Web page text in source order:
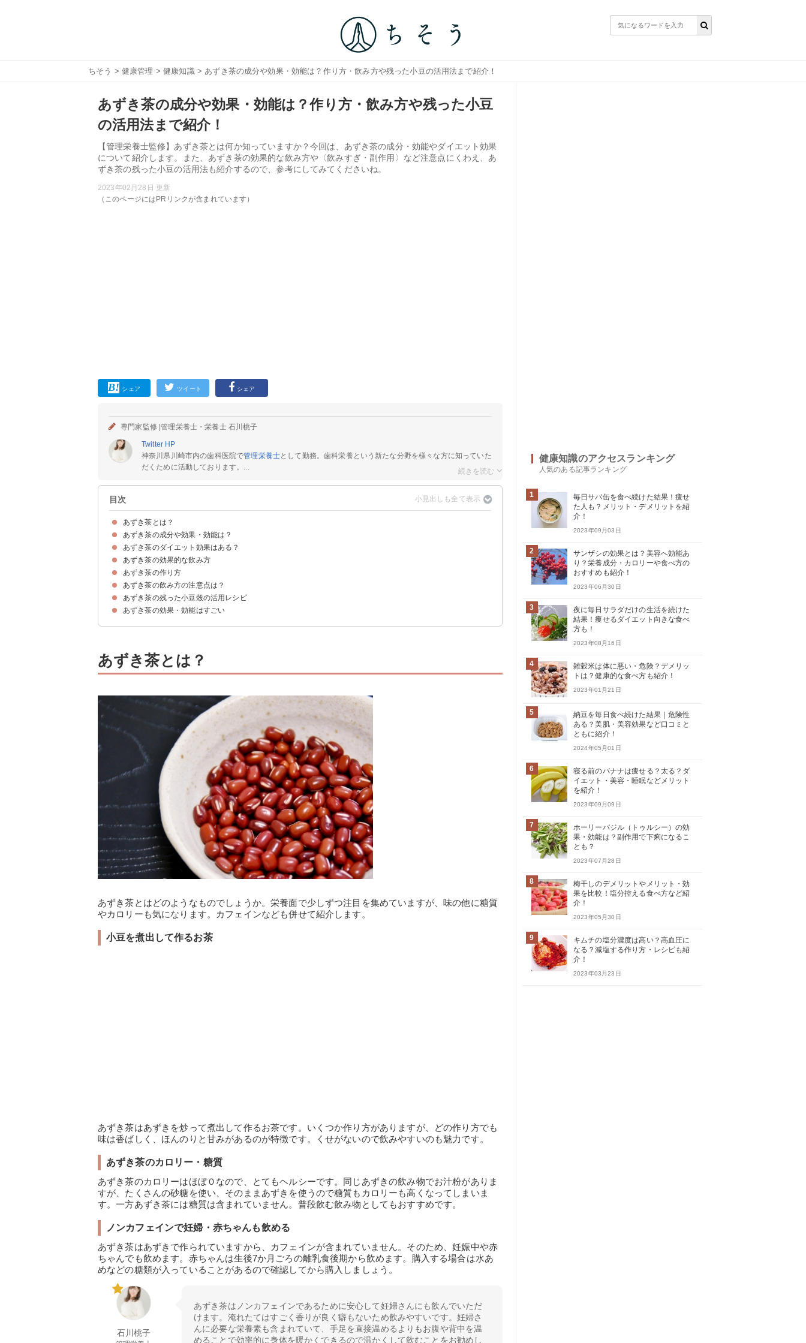
ちそう > 健康管理 >健康知識> あずき茶の成分や効果・効能は？作り方・飲み方や残った小豆の活用法まで紹介！
あずき茶の成分や効果・効能は？作り方・飲み方や残った小豆
の活用法まで紹介！
【管理栄養士監修】あずき茶とは何か知っていますか？今回は、あずき茶の成分・効能やダイエット効果
について紹介します。また、あずき茶の効果的な飲み方や〈飲みすぎ・副作用〉など注意点にくわえ、あ
ずき茶の残った小豆の活用法も紹介するので、参考にしてみてくださいね。
2023年02月28日 更新
（このページにはPRリンクが含まれています）
シェア ツイート シェア
専門家監修 |管理栄養士・栄養士 石川桃子
Twitter HP
神奈川県川崎市内の歯科医院で管理栄養士として勤務。歯科栄養という新たな分野を様々な方に知っていた
だくために活動しております。...
目次
あずき茶とは？
小豆を煮出して作るお茶
あずき茶のカロリー・糖質
ノンカフェインで妊婦・赤ちゃんも飲める
あずき茶の成分や効果・効能は？
①免疫力がつく
②貧血の予防
③冷え性予防
④美肌効果
⑤疲労回復
あずき茶のダイエット効果はある？
①便秘解消
②基礎代謝の向上
③脂肪の蓄積を防ぐ
④むくみ解消する
あずき茶の効果的な飲み方
あずき茶を飲む量・タイミング
残った小豆も食べるのがおすすめ
あずき茶の作り方
①あずき茶の茶葉からの作り方
②あずき茶を豆からの作り方
③あずき茶の水筒での作り方
あずき茶の飲み方の注意点は？
飲みすぎると副作用がある
あずき茶の残った小豆殼の活用レシピ
①あずきヨーグルト
②あずき煮
③あずきのスイーツ蒸しパン
あずき茶の効果・効能はすごい
あずき茶とは？
あずき茶とはどのようなものでしょうか。栄養面で少しずつ注目を集めていますが、味の他に糖質
やカロリーも気になります。カフェインなども併せて紹介します。
小豆を煮出して作るお茶
あずき茶はあずきを炒って煮出して作るお茶です。いくつか作り方がありますが、どの作り方でも
味は香ばしく、ほんのりと甘みがあるのが特徴です。くせがないので飲みやすいのも魅力です。
あずき茶のカロリー・糖質
あずき茶のカロリーはほぼ０なので、とてもヘルシーです。同じあずきの飲み物でお汁粉がありま
すが、たくさんの砂糖を使い、そのままあずきを使うので糖質もカロリーも高くなってしまいま
す。一方あずき茶には糖質は含まれていません。普段飲む飲み物としてもおすすめです。
ノンカフェインで妊婦・赤ちゃんも飲める
あずき茶はあずきで作られていますから、カフェインが含まれていません。そのため、妊娠中や赤
ちゃんでも飲めます。赤ちゃんは生後7か月ごろの離乳食後期から飲めます。購入する場合は水あ
めなどの糖類が入っていることがあるので確認してから購入しましょう。
石川桃子
あずき茶はノンカフェインであるために安心して妊婦さんにも飲んでいただ
けます。淹れたてはすごく香りが良く癖もないため飲みやすいです。妊婦さ
んに必要な栄養素も含まれていて、手足を直接温めるよりもお腹や背中を温
めることで効率的に身体を暖かくできるので温かくして飲むことをお勧めし
健康知識のアクセスランキング
人気のある記事ランキング
1
毎日サバ缶を食べ続けた結果！痩せ
た人も？メリット・デメリットを紹
介！
2023年09月03日
2
サンザシの効果とは？美容へ効能あ
り？栄養成分・カロリーや食べ方の
おすすめも紹介！
2023年06月30日
3
夜に毎日サラダだけの生活を続けた
結果！痩せるダイエット向きな食べ
方も！
2023年08月16日
4
雑穀米は体に悪い・危険？デメリッ
トは？健康的な食べ方も紹介！
2023年01月21日
5
納豆を毎日食べ続けた結果｜危険性
ある？美肌・美容効果など口コミと
ともに紹介！
2024年05月01日
6
寝る前のバナナは痩せる？太る？ダ
イエット・美容・睡眠などメリット
を紹介！
2023年09月09日
7
ホーリーバジル（トゥルシー）の効
果・効能は？副作用で下痢になるこ
とも？
2023年07月28日
8
梅干しのデメリットやメリット・効
果を比較！塩分控える食べ方など紹
介！
2023年05月30日
9
キムチの塩分濃度は高い？高血圧に
なる？減塩する作り方・レシピも紹
介！
2023年03月23日